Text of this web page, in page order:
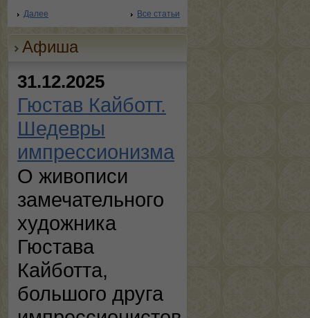
Далее Все статьи
Афиша
31.12.2025
Гюстав Кайботт.
Шедевры
импрессионизма
О живописи
замечательного
художника
Гюстава
Кайботта,
большого друга